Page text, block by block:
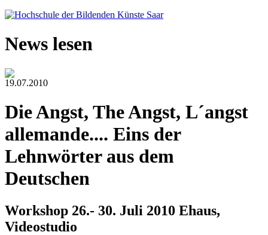
News lesen
19.07.2010
Die Angst, The Angst, L´angst
allemande.... Eins der
Lehnwörter aus dem
Deutschen
Workshop 26.- 30. Juli 2010 Ehaus,
Videostudio